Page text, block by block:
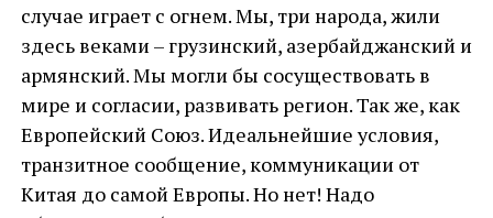
случае играет с огнем. Мы, три народа, жили
здесь веками – грузинский, азербайджанский и
армянский. Мы могли бы сосуществовать в
мире и согласии, развивать регион. Так же, как
Европейский Союз. Идеальнейшие условия,
транзитное сообщение, коммуникации от
Китая до самой Европы. Но нет! Надо